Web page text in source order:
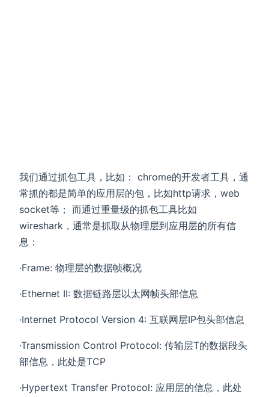
我们通过抓包工具，比如： chrome的开发者工具，通
常抓的都是简单的应用层的包，比如http请求，web
socket等； 而通过重量级的抓包工具比如
wireshark，通常是抓取从物理层到应用层的所有信
息：
·Frame: 物理层的数据帧概况
·Ethernet II: 数据链路层以太网帧头部信息
·Internet Protocol Version 4: 互联网层IP包头部信息
·Transmission Control Protocol: 传输层T的数据段头
部信息，此处是TCP
·Hypertext Transfer Protocol: 应用层的信息，此处